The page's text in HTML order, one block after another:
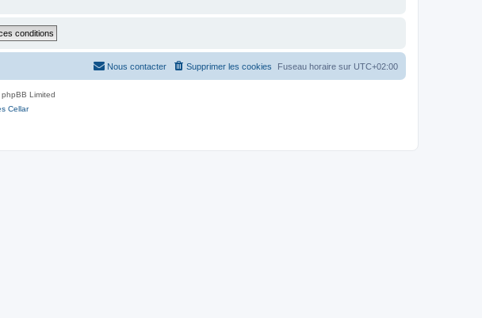
Fuseau horaire sur UTC+02:00
Supprimer les cookies
Nous contacter
Limited
Cellar